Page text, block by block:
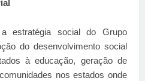
estratégia social do Grupo
do desenvolvimento social
à educação, geração de
nos estados onde